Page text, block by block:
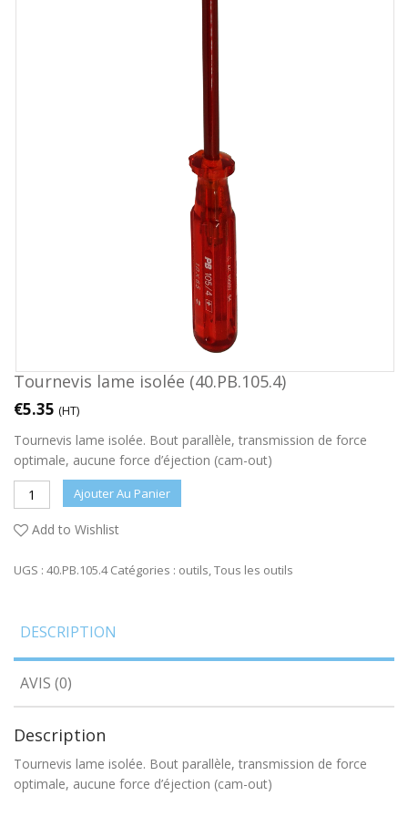
Tournevis lame isolée (40.PB.105.4)
€5.35 (HT)
Tournevis lame isolée. Bout parallèle, transmission de force
optimale, aucune force d’éjection (cam-out)
Ajouter Au Panier
Add to Wishlist
UGS : 40.PB.105.4 Catégories : outils,Tous les outils
DESCRIPTION
AVIS (0)
Description
Tournevis lame isolée. Bout parallèle, transmission de force
optimale, aucune force d’éjection (cam-out)